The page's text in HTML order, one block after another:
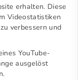
erhalten. Diese
Videostatistiken
verbessern und
YouTube-
ausgelöst